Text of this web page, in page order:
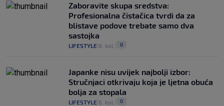
Zaboravite skupa sredstva:
Profesionalna čistačica tvrdi da za
blistave podove trebate samo dva
sastojka
LIFESTYLE 6. kol. 0
Japanke nisu uvijek najbolji izbor:
Stručnjaci otkrivaju koja je ljetna obuća
bolja za stopala
LIFESTYLE 6. kol. 0